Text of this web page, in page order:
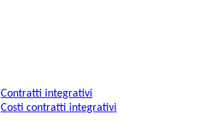
Contratti integrativi
Costi contratti integrativi